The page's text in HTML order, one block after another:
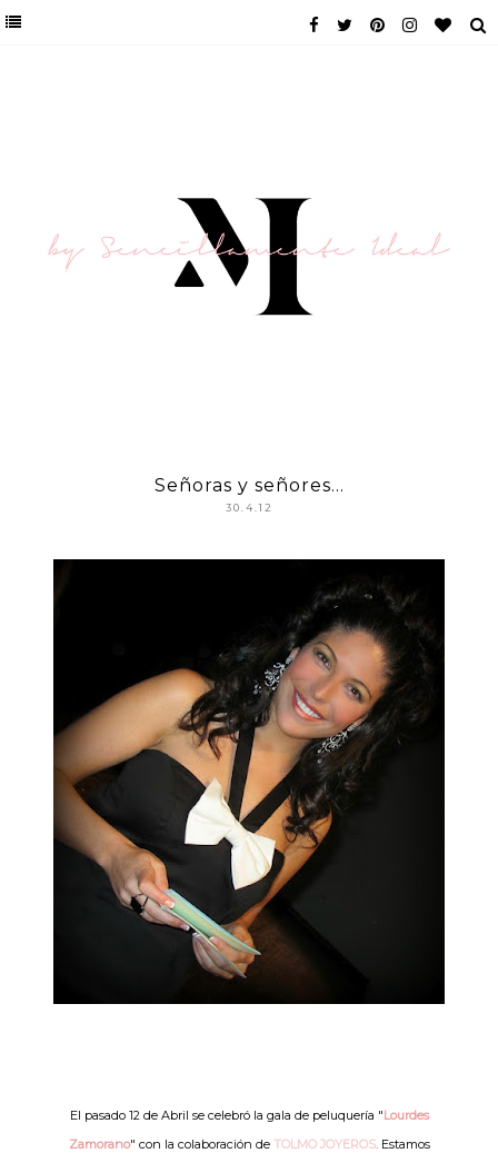
Señoras y señores...
30.4.12
El pasado 12 de Abril se celebró la gala de peluquería "Lourdes
Zamorano" con la colaboración de TOLMO JOYEROS. Estamos